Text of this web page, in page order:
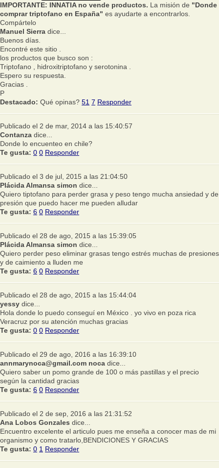
IMPORTANTE: INNATIA no vende productos. La misión de "Donde
comprar triptofano en España" es ayudarte a encontrarlos.
Compártelo
Manuel Sierra dice...
Buenos días.
Encontré este sitio .
los productos que busco son :
Triptofano , hidroxitriptofano y serotonina .
Espero su respuesta.
Gracias .
P
Destacado: Qué opinas? 51 7 Responder
Publicado el 2 de mar, 2014 a las 15:40:57
Contanza dice...
Donde lo encuenteo en chile?
Te gusta: 0 0 Responder
Publicado el 3 de jul, 2015 a las 21:04:50
Plácida Almansa simon dice...
Quiero tiptofano para perder grasa y peso tengo mucha ansiedad y de
presión que puedo hacer me pueden alludar
Te gusta: 6 0 Responder
Publicado el 28 de ago, 2015 a las 15:39:05
Plácida Almansa simon dice...
Quiero perder peso eliminar grasas tengo estrés muchas de presiones
y de caimiento a lluden me
Te gusta: 6 0 Responder
Publicado el 28 de ago, 2015 a las 15:44:04
yessy dice...
Hola donde lo puedo conseguí en México . yo vivo en poza rica
Veracruz por su atención muchas gracias
Te gusta: 0 0 Responder
Publicado el 29 de ago, 2016 a las 16:39:10
annmarynoca@gmail.com noca dice...
Quiero saber un pomo grande de 100 o más pastillas y el precio
según la cantidad gracias
Te gusta: 6 0 Responder
Publicado el 2 de sep, 2016 a las 21:31:52
Ana Lobos Gonzales dice...
Encuentro excelente el articulo pues me enseña a conocer mas de mi
organismo y como tratarlo,BENDICIONES Y GRACIAS
Te gusta: 0 1 Responder